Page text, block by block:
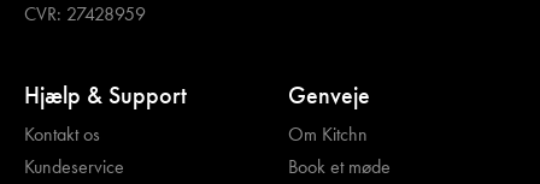
CVR: 27428959
Hjælp & Support
Kontakt os
Kundeservice
Genveje
Om Kitchn
Book et møde